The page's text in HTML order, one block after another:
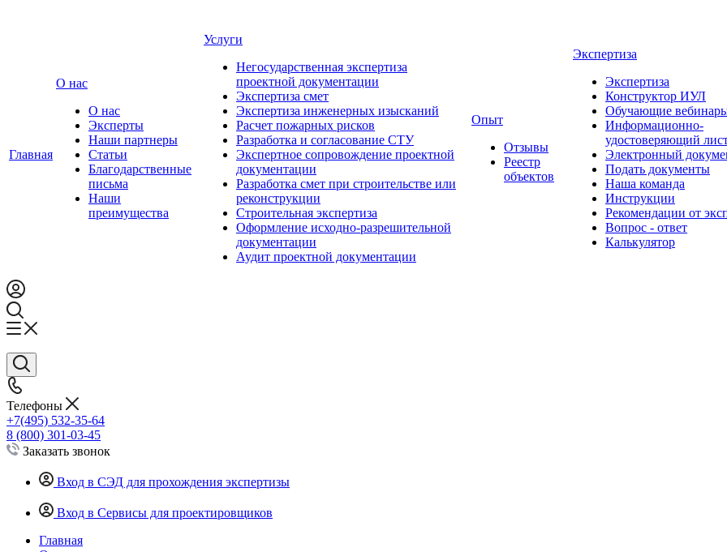
Главная
О нас
О нас
Эксперты
Наши партнеры
Статьи
Благодарственные
письма
Наши
преимущества
Услуги
Негосударственная экспертиза
проектной документации
Экспертиза смет
Экспертиза инженерных изысканий
Расчет пожарных рисков
Разработка и согласование СТУ
Экспертное сопровождение проектной
документации
Разработка смет при строительстве или
реконструкции
Строительная экспертиза
Оформление исходно-разрешительной
документации
Аудит проектной документации
Опыт
Отзывы
Реестр
объектов
Экспертиза
Экспертиза
Конструктор ИУЛ
Обучающие
Информационно-
удостоверяющий
Электронный
Подать документы
Наша команда
Инструкции
Рекомендации от
Вопрос - ответ
Калькулятор
Телефоны
+7(495) 532-35-64
8 (800) 301-03-45
Заказать звонок
Вход в СЭД для прохождения экспертизы
Вход в Сервисы для проектировщиков
Главная